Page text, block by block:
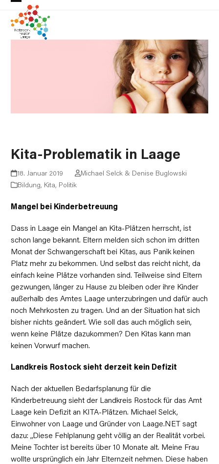
Skip
content
Open
mobile
menu
Close
mobile
menu
Kita-Problematik in Laage
18. Januar 2019
Michael Selck & Denise Buglowski
Bildung, Kita, Politik
Mangel bei Kinderbetreuung
Dass in Laage ein Mangel an Kita-Plätzen herrscht, ist
schon lange bekannt. Eltern melden sich schon im dritten
Monat der Schwangerschaft bei Kitas, aus Panik keinen
Platz mehr zu bekommen. Und selbst das reicht nicht, da
einfach keine Plätze vorhanden sind. Teilweise sind Eltern
gezwungen, länger zu Hause zu bleiben oder ihre Kinder
außerhalb des Amtes Laage unterzubringen und dafür auch
noch Mehrkosten zu tragen. Und an der Situation hat sich
bisher nichts geändert. Wie soll das auch möglich sein,
wenn keine Plätze dazukommen? Den Kitas kann man
keinen Vorwurf machen.
Landkreis Rostock sieht derzeit kein Defizit
Nach der aktuellen Bedarfsplanung für die
Kinderbetreuung sieht der Landkreis Rostock für das Amt
Laage kein Defizit an KITA-Plätzen. Michael Selck,
Einwohner von Laage und Gründer von Laage.NET sagt
dazu: „Diese Fehlplanung geht völlig an der Realität vorbei.
Meine Tochter ist bereits über 10 Monate alt. Meine Frau
wollte ursprünglich ein Jahr Elternzeit nehmen. Diese haben